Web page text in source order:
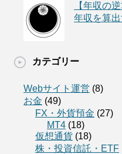
【年収の
年収を算出
カテゴリー
Webサイト運営 (8)
お金 (49)
FX・外貨預金 (27)
MT4 (18)
仮想通貨 (18)
株・投資信託・ETF